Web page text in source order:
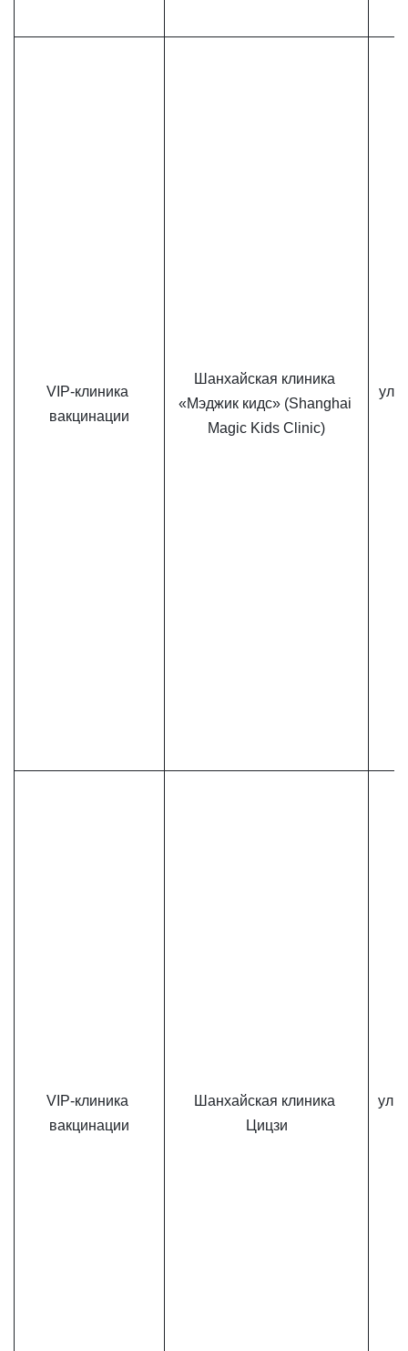
VIP-клиника
вакцинации
Шанхайская клиника
«Мэджик кидс» (Shanghai
Magic Kids Clinic)
ул.
VIP-клиника
вакцинации
Шанхайская клиника
Цицзи
ул.